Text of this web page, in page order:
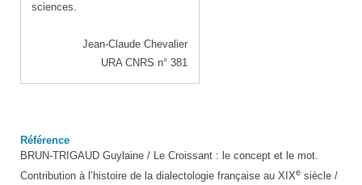
sciences.
Jean-Claude Chevalier
URA CNRS n° 381
Référence
BRUN-TRIGAUD Guylaine / Le Croissant : le concept et le mot.
Contribution à l’histoire de la dialectologie française au XIXe siècle /